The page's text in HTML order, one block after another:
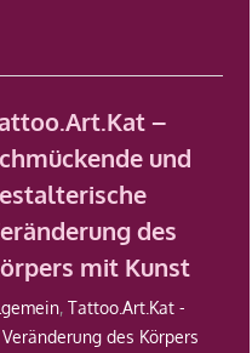
–
und
des
mit Kunst
,Tattoo.Art.Kat -
des Körpers